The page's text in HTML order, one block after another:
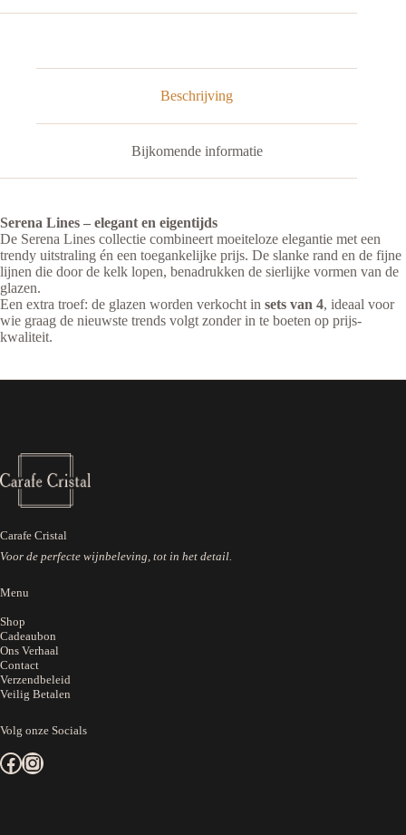
|
Beschrijving
Bijkomende informatie
Serena Lines – elegant en eigentijds
De Serena Lines collectie combineert moeiteloze elegantie met een
trendy uitstraling én een toegankelijke prijs. De slanke rand en de fijne
lijnen die door de kelk lopen, benadrukken de sierlijke vormen van de
glazen.
Een extra troef: de glazen worden verkocht in sets van 4, ideaal voor
wie graag de nieuwste trends volgt zonder in te boeten op prijs-
kwaliteit.
Carafe Cristal
Voor de perfecte wijnbeleving, tot in het detail.
Menu
Shop
Cadeaubon
Ons Verhaal
Contact
Verzendbeleid
Veilig Betalen
Volg onze Socials
Facebook Instagram